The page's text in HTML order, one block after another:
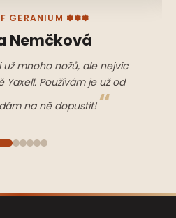
GERANIUM ✽✽✽
Nemčková
už mnoho nožů, ale nejvíc
Používám je už od
na ně dopustit!